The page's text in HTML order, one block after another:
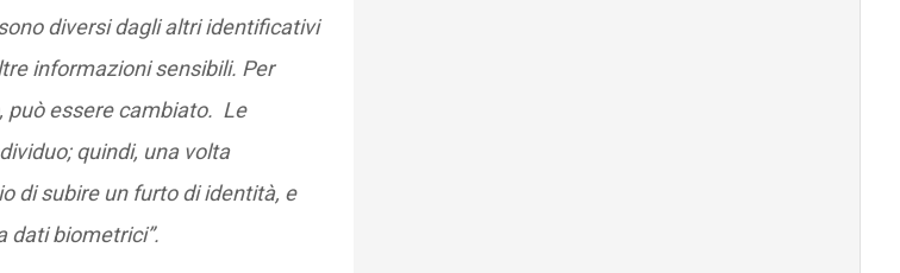
diversi dagli altri identificativi
informazioni sensibili. Per
può essere cambiato. Le
quindi, una volta
di subire un furto di identità, e
dati biometrici”.